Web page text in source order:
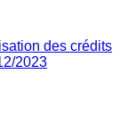
des crédits
2023